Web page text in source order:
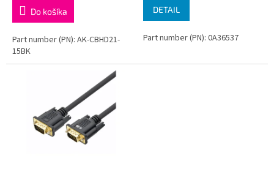
Do košíka
Part number (PN): AK-CBHD21-
15BK
DETAIL
Part number (PN): 0A36537